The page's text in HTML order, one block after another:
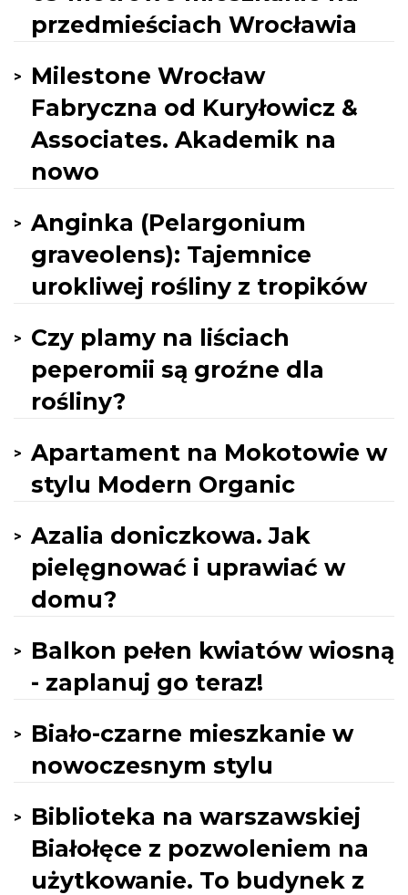
przedmieściach Wrocławia
Milestone Wrocław
Fabryczna od Kuryłowicz &
Associates. Akademik na
nowo
Anginka (Pelargonium
graveolens): Tajemnice
urokliwej rośliny z tropików
Czy plamy na liściach
peperomii są groźne dla
rośliny?
Apartament na Mokotowie w
stylu Modern Organic
Azalia doniczkowa. Jak
pielęgnować i uprawiać w
domu?
Balkon pełen kwiatów wiosną
- zaplanuj go teraz!
Biało-czarne mieszkanie w
nowoczesnym stylu
Biblioteka na warszawskiej
Białołęce z pozwoleniem na
użytkowanie. To budynek z